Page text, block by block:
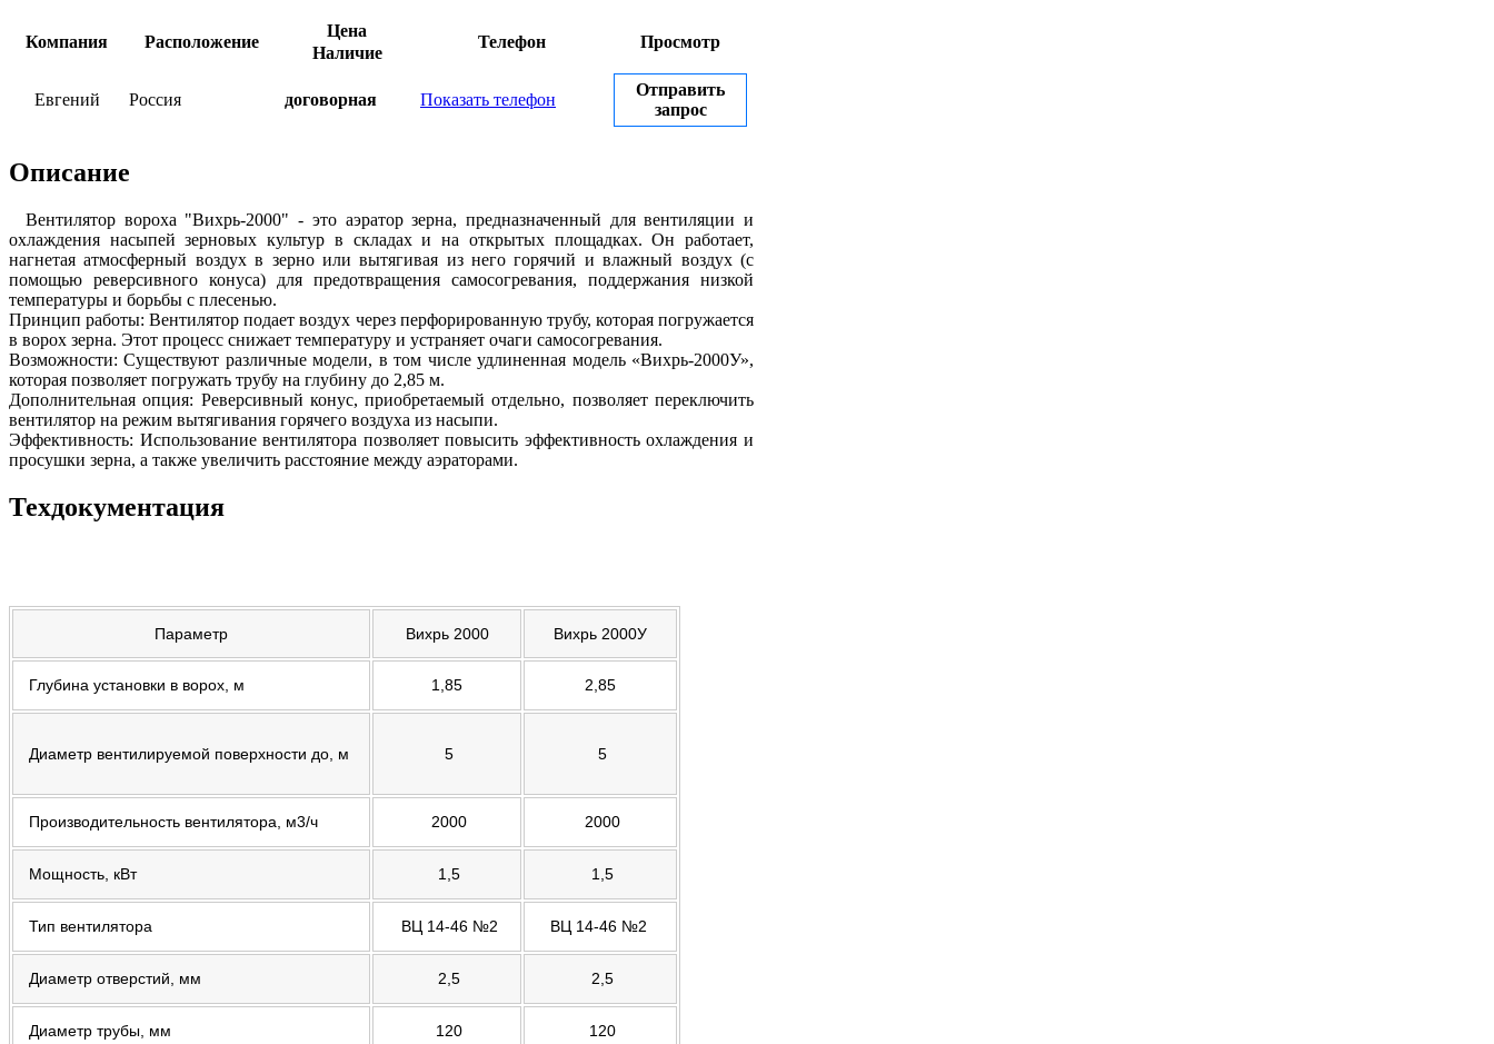
Компания Расположение
Цена
Наличие
Телефон Просмотр
Евгений Россия договорная Показать телефон
Отправить
запрос
Описание
Вентилятор вороха "Вихрь-2000" - это аэратор зерна, предназначенный для вентиляции и
охлаждения насыпей зерновых культур в складах и на открытых площадках. Он работает,
нагнетая атмосферный воздух в зерно или вытягивая из него горячий и влажный воздух (с
помощью реверсивного конуса) для предотвращения самосогревания, поддержания низкой
температуры и борьбы с плесенью.
Принцип работы: Вентилятор подает воздух через перфорированную трубу, которая погружается
в ворох зерна. Этот процесс снижает температуру и устраняет очаги самосогревания.
Возможности: Существуют различные модели, в том числе удлиненная модель «Вихрь-2000У»,
которая позволяет погружать трубу на глубину до 2,85 м.
Дополнительная опция: Реверсивный конус, приобретаемый отдельно, позволяет переключить
вентилятор на режим вытягивания горячего воздуха из насыпи.
Эффективность: Использование вентилятора позволяет повысить эффективность охлаждения и
просушки зерна, а также увеличить расстояние между аэраторами.
Техдокументация
Параметр Вихрь 2000 Вихрь 2000У
Глубина установки в ворох, м 1,85 2,85
Диаметр вентилируемой поверхности до, м 5 5
Производительность вентилятора, м3/ч 2000 2000
Мощность, кВт 1,5 1,5
Тип вентилятора ВЦ 14-46 №2 ВЦ 14-46 №2
Диаметр отверстий, мм 2,5 2,5
Диаметр трубы, мм 120 120